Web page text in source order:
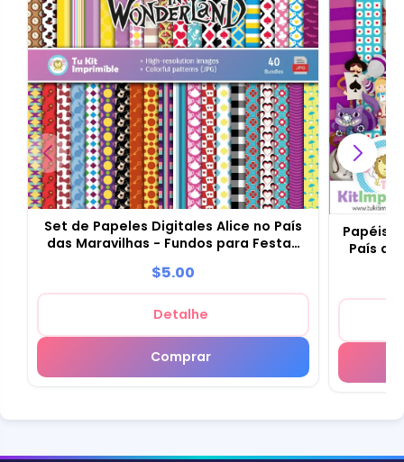
Set de Papeles Digitales Alice no País
das Maravilhas - Fundos para Festas
$5.00
Detalhe
Comprar
Papéis
País